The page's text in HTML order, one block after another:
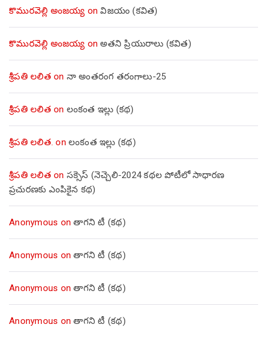
కొమురవెల్లి అంజయ్య onవిజయం (కవిత)
కొమురవెల్లి అంజయ్య onఅతని ప్రియురాలు (కవిత)
శ్రీపతి లలిత on నా అంతరంగ తరంగాలు-25
శ్రీపతి లలిత on లంకంత ఇల్లు (కథ)
శ్రీపతి లలిత. on లంకంత ఇల్లు (కథ)
శ్రీపతి లలిత on సక్సెస్ (నెచ్చెలి-2024 కథల పోటీలో సాధారణ
ప్రచురణకు ఎంపికైన కథ)
Anonymous onతాగని టీ (కథ)
Anonymous onతాగని టీ (కథ)
Anonymous onతాగని టీ (కథ)
Anonymous onతాగని టీ (కథ)